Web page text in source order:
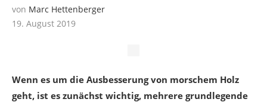
von Marc Hettenberger
19. August 2019
Wenn es um die Ausbesserung von morschem Holz
geht, ist es zunächst wichtig, mehrere grundlegende